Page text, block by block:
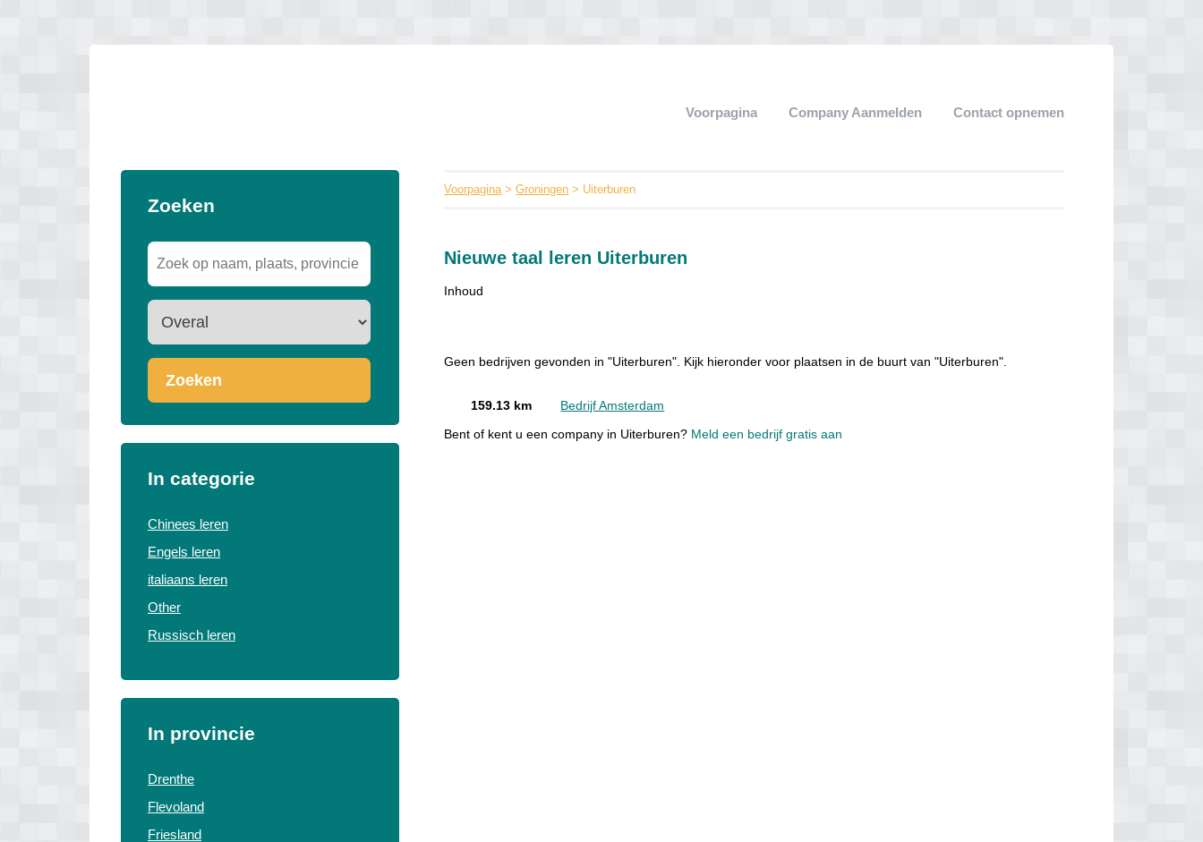
Voorpagina Company Aanmelden Contact opnemen
Zoeken
Zoeken
In categorie
Chinees leren
Engels leren
italiaans leren
Other
Russisch leren
In provincie
Drenthe
Flevoland
Friesland
Voorpagina>Groningen > Uiterburen
Nieuwe taal leren Uiterburen
Inhoud
Geen bedrijven gevonden in "Uiterburen". Kijk hieronder voor plaatsen in de buurt van "Uiterburen".
159.13 km Bedrijf Amsterdam
Bent of kent u een company in Uiterburen? Meld een bedrijf gratis aan